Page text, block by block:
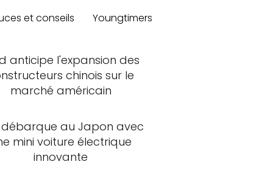
et conseils Youngtimers
anticipe l'expansion des
chinois sur le
marché américain
débarque au Japon avec
mini voiture électrique
innovante